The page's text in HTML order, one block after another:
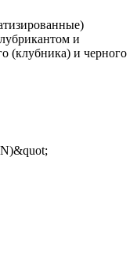
и
(клубника) и черного